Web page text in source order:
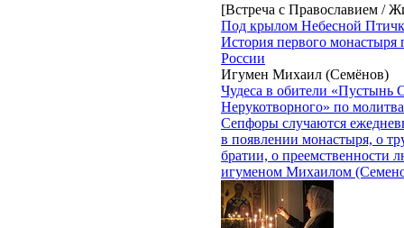
[Встреча с Православием /
Под крылом Небесной
История первого монастыря
России
Игумен Михаил (Семёнов)
Чудеса в обители «Пустынь
Нерукотворного» по
Сепфоры случаются
в появлении монастыря, о
братии, о преемственности
игуменом Михаилом